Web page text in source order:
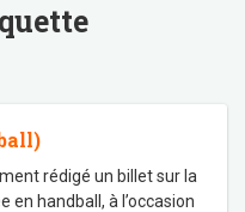
rédigé un billet sur la
handball, à l’occasion